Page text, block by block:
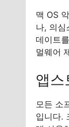
맥 OS
나, 의심
데이트
멀웨어
앱스
모든 소
입니다.